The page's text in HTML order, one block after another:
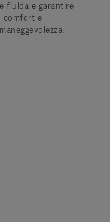
fluida e garantire
comfort e